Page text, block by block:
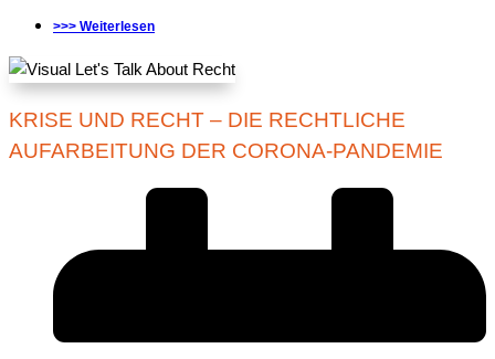
>>> Weiterlesen
KRISE UND RECHT – DIE RECHTLICHE
AUFARBEITUNG DER CORONA-PANDEMIE